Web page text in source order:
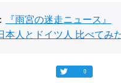
『雨宮の迷走ニュース』
本人とドイツ人 比べてみ
0